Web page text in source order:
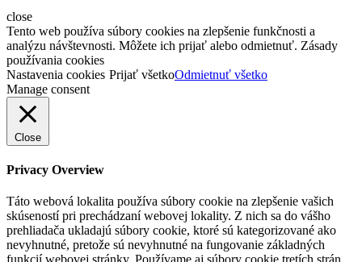
close
Tento web používa súbory cookies na zlepšenie funkčnosti a
analýzu návštevnosti. Môžete ich prijať alebo odmietnuť. Zásady
používania cookies
Nastavenia cookies Prijať všetkoOdmietnuť všetko
Manage consent
Close
Privacy Overview
Táto webová lokalita používa súbory cookie na zlepšenie vašich
skúseností pri prechádzaní webovej lokality. Z nich sa do vášho
prehliadača ukladajú súbory cookie, ktoré sú kategorizované ako
nevyhnutné, pretože sú nevyhnutné na fungovanie základných